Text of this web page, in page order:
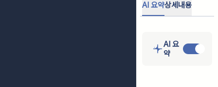
AI 요약상세내용
AI 요
약